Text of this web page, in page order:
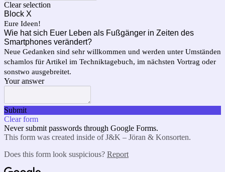
Clear selection
Block X
Eure Ideen!
Wie hat sich Euer Leben als Fußgänger in Zeiten des
Smartphones verändert?
Neue Gedanken sind sehr willkommen und werden unter Umständen
schamlos für Artikel im Techniktagebuch, im nächsten Vortrag oder
sonstwo ausgebreitet.
Your answer
Submit
Clear form
Never submit passwords through Google Forms.
This form was created inside of J&K – Jöran & Konsorten.
Does this form look suspicious? Report